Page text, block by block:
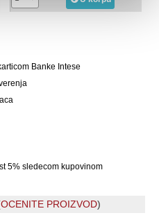
Banke Intese
5% sledecom kupovinom
OCENITE PROIZVOD)